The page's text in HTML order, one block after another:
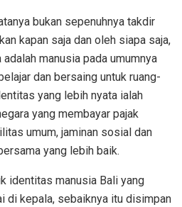
bukan sepenuhnya takdir
kapan saja dan oleh siapa saja,
manusia pada umumnya
dan bersaing untuk ruang-
yang lebih nyata ialah
yang membayar pajak
umum, jaminan sosial dan
yang lebih baik.
identitas manusia Bali yang
di kepala, sebaiknya itu disimpan